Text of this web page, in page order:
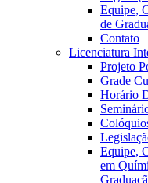
Equipe,
de
Contato
Licenciatura
Projeto
Grade
Horário
Equipe,
em